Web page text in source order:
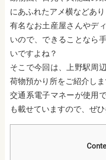
にあふれたアメ横などあり
有名なお土産屋さんやデ
いので、できることなら
いですよね？
そこで今回は、上野駅周
荷物預かり所をご紹介しま
交通系電子マネーが使用
も載せていますので、ぜ